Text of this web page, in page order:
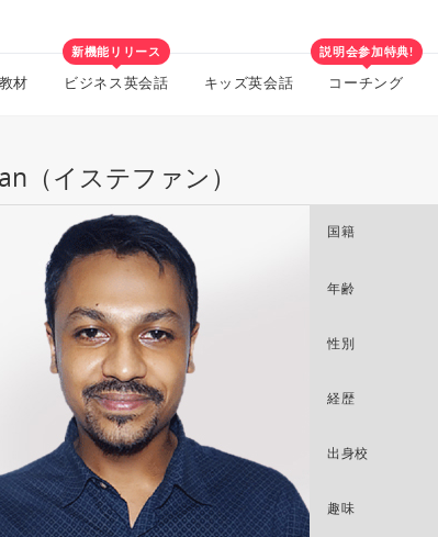
材
新機能リリース
ビジネス英会話 キッズ英会話
説明会参加特典!
コーチング
（イステファン）
国籍
年齢
性別
経歴
出身校
趣味